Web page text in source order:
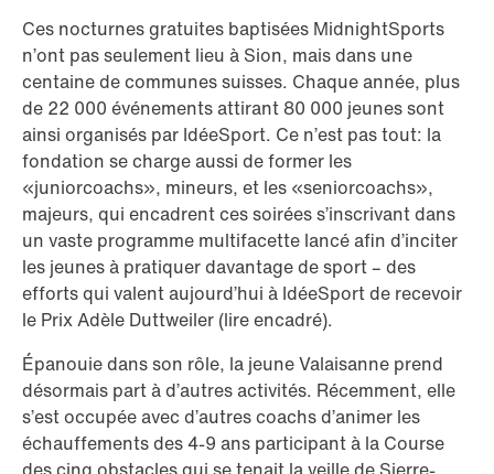
Ces nocturnes gratuites baptisées MidnightSports
n’ont pas seulement lieu à Sion, mais dans une
centaine de communes suisses. Chaque année, plus
de 22 000 événements attirant 80 000 jeunes sont
ainsi organisés par IdéeSport. Ce n’est pas tout: la
fondation se charge aussi de former les
«juniorcoachs», mineurs, et les «seniorcoachs»,
majeurs, qui encadrent ces soirées s’inscrivant dans
un vaste programme multifacette lancé afin d’inciter
les jeunes à pratiquer davantage de sport – des
efforts qui valent aujourd’hui à IdéeSport de recevoir
le Prix Adèle Duttweiler (lire encadré).
Épanouie dans son rôle, la jeune Valaisanne prend
désormais part à d’autres activités. Récemment, elle
s’est occupée avec d’autres coachs d’animer les
échauffements des 4-9 ans participant à la Course